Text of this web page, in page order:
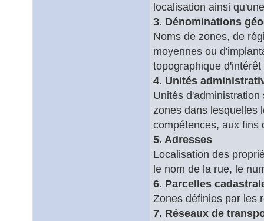
localisation ainsi
3. Dénominations
Noms de zones, de
moyennes ou
topographique
4. Unités
Unités
zones dans lesquelles
compétences, aux fins
5. Adresses
Localisation des
le nom de la rue, le
6. Parcelles
Zones définies par les
7. Réseaux de